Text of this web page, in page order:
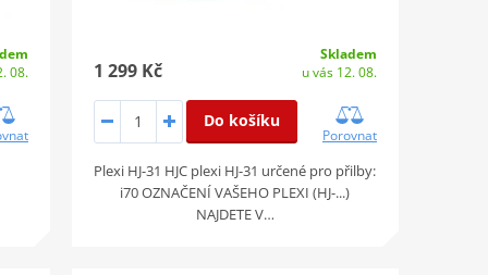
08.
1 299 Kč
Skladem
u vás 12. 08.
Do košíku
Porovnat
Plexi HJ-31 HJC plexi HJ-31 určené pro přilby:
i70 OZNAČENÍ VAŠEHO PLEXI (HJ-...)
NAJDETE V…